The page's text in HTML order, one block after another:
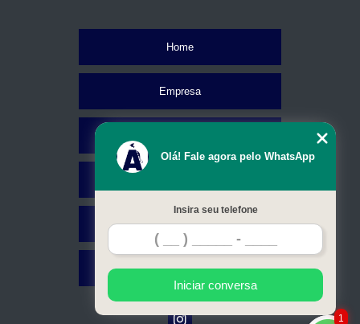
Home
Empresa
Contato
Mapa do site
1
Olá! Fale agora pelo WhatsApp
Insira seu telefone
Iniciar conversa